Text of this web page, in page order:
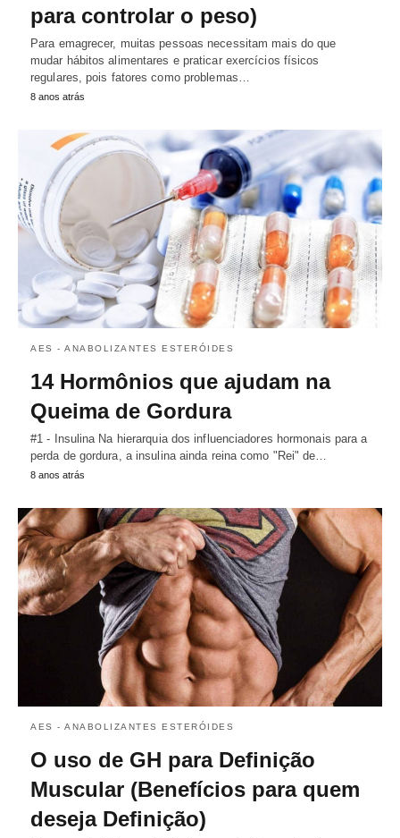
para controlar o peso)
Para emagrecer, muitas pessoas necessitam mais do que
mudar hábitos alimentares e praticar exercícios físicos
regulares, pois fatores como problemas…
8 anos atrás
AES - ANABOLIZANTES ESTERÓIDES
14 Hormônios que ajudam na
Queima de Gordura
#1 - Insulina Na hierarquia dos influenciadores hormonais para a
perda de gordura, a insulina ainda reina como "Rei" de…
8 anos atrás
AES - ANABOLIZANTES ESTERÓIDES
O uso de GH para Definição
Muscular (Benefícios para quem
deseja Definição)